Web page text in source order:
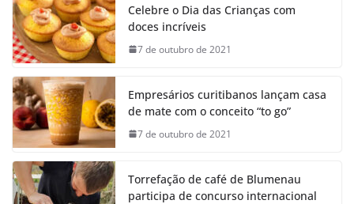
Celebre o Dia das Crianças com
doces incríveis
7 de outubro de 2021
Empresários curitibanos lançam casa
de mate com o conceito “to go”
7 de outubro de 2021
Torrefação de café de Blumenau
participa de concurso internacional